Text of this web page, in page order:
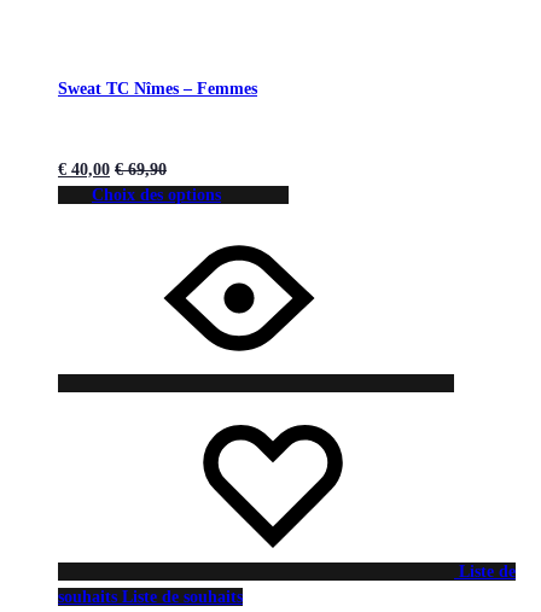
Sweat TC Nîmes – Femmes
€ 40,00 €69,90
Choix des options
Liste de
souhaits Liste de souhaits